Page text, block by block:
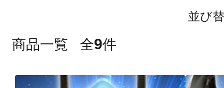
並び
商品一覧 全9件